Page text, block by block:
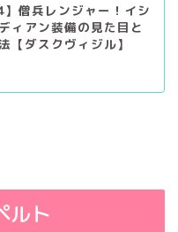
】僧兵レンジャー！イシ
ィアン装備の見た目と
【ダスクヴィジル】
ルト